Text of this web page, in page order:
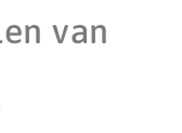
van